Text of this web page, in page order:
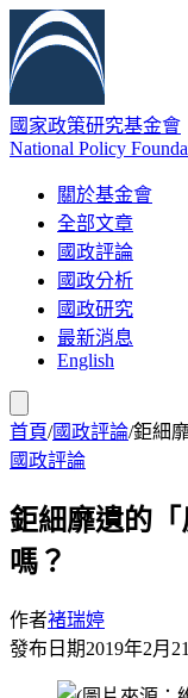
國家政策研究基金會
National Policy
關於基金會
全部文章
國政評論
國政分析
國政研究
最新消息
English
首頁/國政評論/鉅細
國政評論
鉅細靡遺的
嗎？
作者褚瑞婷
發布日期2019年2月